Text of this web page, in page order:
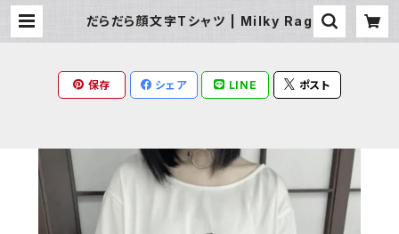
だらだら顔文字Tシャツ | Milky Rag
保存 シェア LINE ポスト